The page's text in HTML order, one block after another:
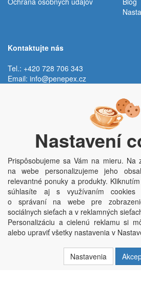
Kontaktujte nás
Tel.: +420 728 706 343
Email: info@penepex.cz
Trávník 2076, 686 03 Staré Město
Copyright © Penepex s.r.o. 2025,
Penepex s.r.o., Za Špicí 1798, 686 03 Staré
CZ03220923; zápis do obchodního rejstříku
Brně oddíl C, vložka
Nastavení
Prispôsobujeme sa Vám na mieru. Na
na webe personalizujeme jeho
relevantné ponuky a produkty.
súhlasíte aj s využívaním cookies
o správaní na webe pre
sociálnych sieťach a v reklamných
Personalizáciu a cielenú reklamu si
alebo upraviť všetky nastavenia v
Nastavenia